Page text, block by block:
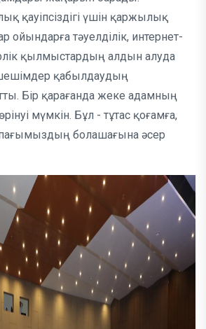
қауіпсіздігі үшін қаржылық
ойындарға тәуелділік, интернет-
қылмыстардың алдын алуда
қабылдаудың
Бір қарағанда жеке адамның
мүмкін. Бұл - тұтас қоғамға,
болашағына әсер